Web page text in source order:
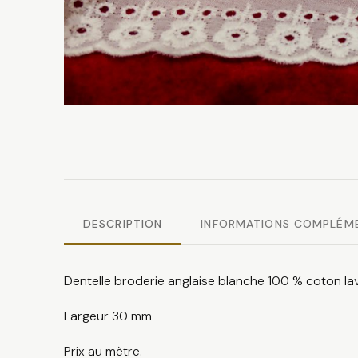
DESCRIPTION INFORMATIONS
Dentelle broderie anglaise blanche 100 % coton
Largeur 30 mm
Prix au mètre.